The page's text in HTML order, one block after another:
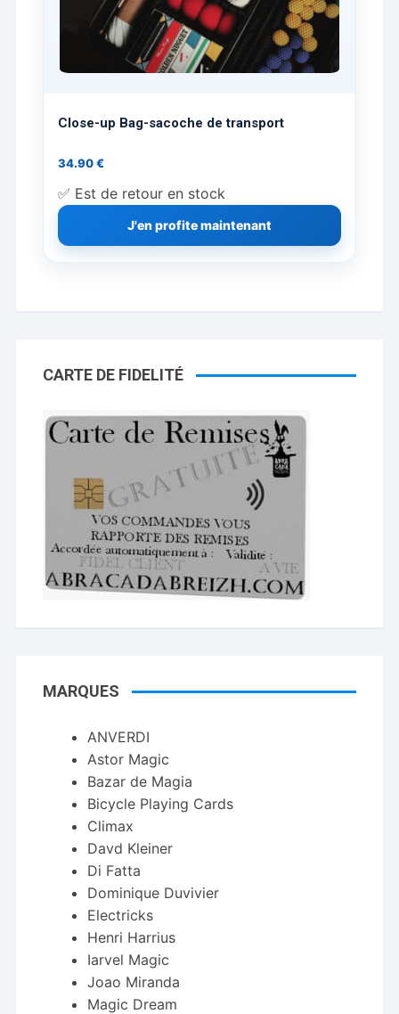
Close-up Bag-sacoche de transport
34.90€
✅ Est de retour en stock
J'en profite maintenant
CARTE DE FIDELITÉ
MARQUES
ANVERDI
Astor Magic
Bazar de Magia
Bicycle Playing Cards
Climax
Davd Kleiner
Di Fatta
Dominique Duvivier
Electricks
Henri Harrius
Iarvel Magic
Joao Miranda
Magic Dream